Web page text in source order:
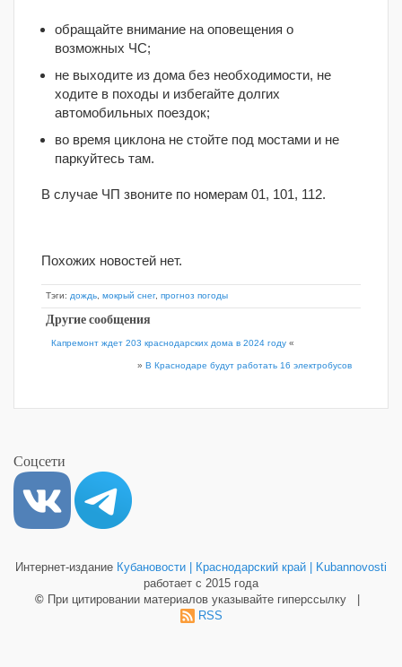
обращайте внимание на оповещения о
возможных ЧС;
не выходите из дома без необходимости, не
ходите в походы и избегайте долгих
автомобильных поездок;
во время циклона не стойте под мостами и не
паркуйтесь там.
В случае ЧП звоните по номерам 01, 101, 112.
Похожих новостей нет.
Тэги: дождь мокрый снег, прогноз погоды
Другие сообщения
Капремонт ждет 203 краснодарских дома в 2024 году «
» В Краснодаре будут работать 16 электробусов
Соцсети
Интернет-издание Кубановости | Краснодарский край | Kubannovosti
работает с 2015 года
© При цитировании материалов указывайте гиперссылку |
RSS